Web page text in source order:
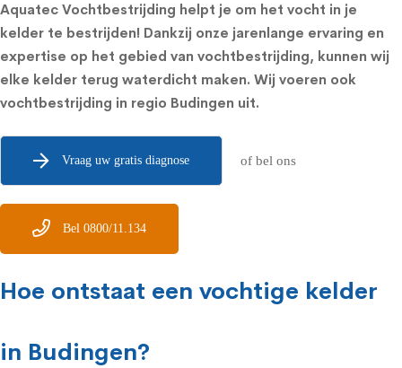
Aquatec Vochtbestrijding helpt je om het vocht in je
kelder te bestrijden! Dankzij onze jarenlange ervaring en
expertise op het gebied van vochtbestrijding, kunnen wij
elke kelder terug waterdicht maken. Wij voeren ook
vochtbestrijding in regio Budingen uit.
Vraag uw gratis diagnose of bel ons
Bel 0800/11.134
Hoe ontstaat een vochtige kelder
in Budingen?